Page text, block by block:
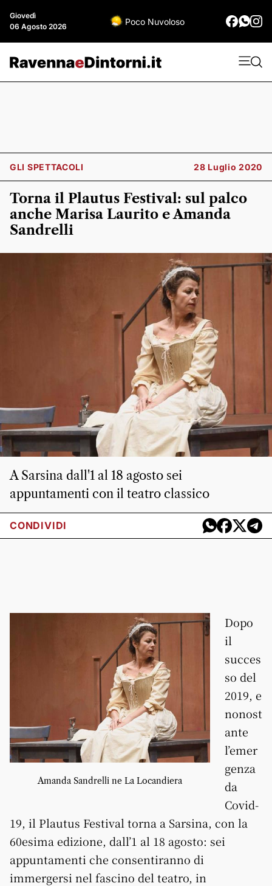
Giovedì
06 Agosto 2026
Poco Nuvoloso
GLI SPETTACOLI 28 Luglio 2020
Torna il Plautus Festival: sul palco
anche Marisa Laurito e Amanda
Sandrelli
A Sarsina dall'1 al 18 agosto sei
appuntamenti con il teatro classico
CONDIVIDI
Amanda Sandrelli ne La Locandiera
Dopo
il
succes
so del
2019, e
nonost
ante
l’emer
genza
da
Covid-
19, il Plautus Festival torna a Sarsina, con la
60esima edizione, dall’1 al 18 agosto: sei
appuntamenti che consentiranno di
immergersi nel fascino del teatro, in